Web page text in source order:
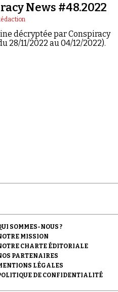
News #48.2022
décryptée par Conspiracy
28/11/2022 au 04/12/2022).
SOMMES-NOUS ?
MISSION
CHARTE ÉDITORIALE
PARTENAIRES
LÉGALES
DE CONFIDENTIALITÉ